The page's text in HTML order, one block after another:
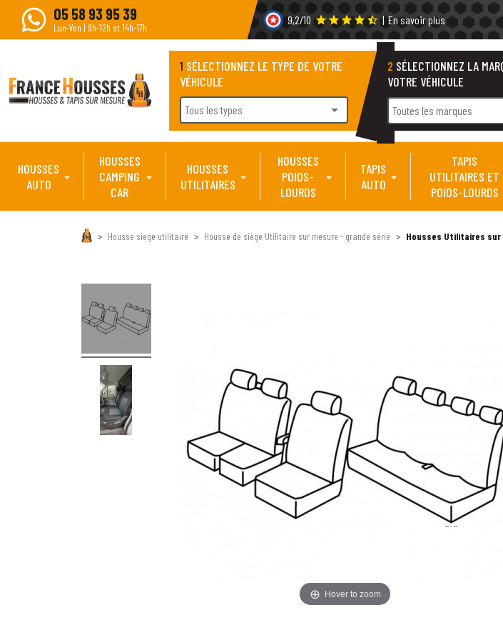
05 58 93 95 39
Lun-Ven | 9h-12h et 14h-17h
9,2/10 star starstarstarstar_half | En savoir plus
1 SÉLECTIONNEZ LE TYPE DE VOTRE
VÉHICULE
Tous les types arrow_drop_down
2 SÉLECTIONNEZ LA
VOTRE VÉHICULE
Toutes les marques
HOUSSES
AUTO
HOUSSES
CAMPING
CAR
HOUSSES
UTILITAIRES
HOUSSES
POIDS-
LOURDS
TAPIS
AUTO
TAPIS
UTILITAIRES ET
POIDS-LOURDS
Housse siege utilitaire Housse de siège Utilitaire sur mesure - grande série Housses Utilitaires sur
Hover to zoom